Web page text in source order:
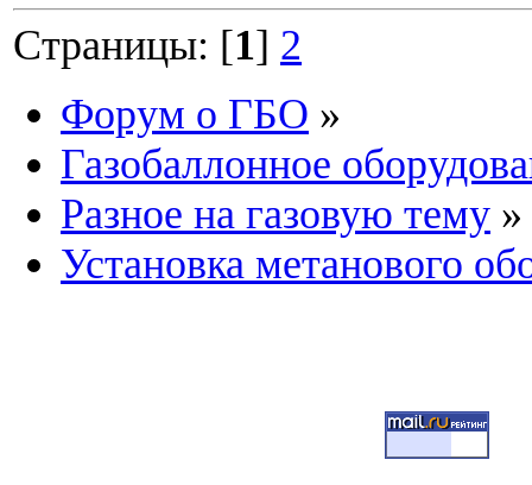
Страницы: [1] 2
Форум о ГБО »
Газобаллонное
Разное на газовую тему »
Установка метанового